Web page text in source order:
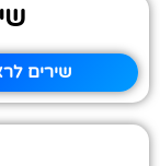
שירים